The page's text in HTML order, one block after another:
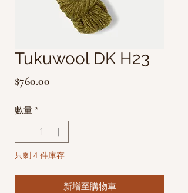
Tukuwool DK H23
$760.00
數量 *
只剩 4 件庫存
新增至購物車